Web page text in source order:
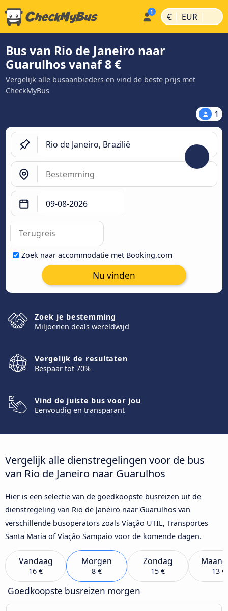
€ | EUR |
Bus van Rio de Janeiro naar
Guarulhos vanaf 8 €
Vergelijk alle busaanbieders en vind de beste prijs met
CheckMyBus
1
Zoek naar accommodatie met Booking.com
Nu vinden
Zoek je bestemming
Miljoenen deals wereldwijd
Vergelijk de resultaten
Bespaar tot 70%
Vind de juiste bus voor jou
Eenvoudig en transparant
Vergelijk alle dienstregelingen voor de bus
van Rio de Janeiro naar Guarulhos
Hier is een selectie van de goedkoopste busreizen uit de
dienstregeling van Rio de Janeiro naar Guarulhos van
verschillende busoperators zoals Viação UTIL, Transportes
Santa Maria of Viação Sampaio voor de komende dagen.
Vandaag
16 €
Morgen
8 €
Zondag
15 € 13 €
Goedkoopste busreizen morgen